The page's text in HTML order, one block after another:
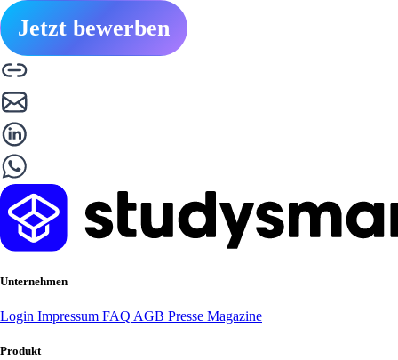
Jetzt bewerben
Unternehmen
Login Impressum FAQ AGB Presse Magazine
Produkt